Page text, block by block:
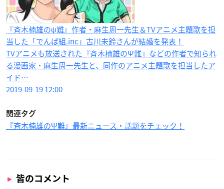
『斉木楠雄のψ難』作者・麻生周一先生＆TVアニメ主題歌を担
当した「でんぱ組.inc」古川未鈴さんが結婚を発表！
TVアニメも放送された『斉木楠雄のΨ難』などの作者で知られ
る漫画家・麻生周一先生と、同作のアニメ主題歌を担当したア
イド…
2019-09-19 12:00
関連タグ
『斉木楠雄のΨ難』最新ニュース・話題をチェック！
皆のコメント